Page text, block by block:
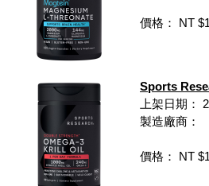
價格： NT
Sports
上架日期：
製造廠商：
價格： NT